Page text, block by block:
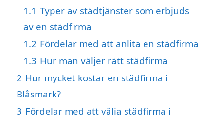
1.1 Typer av städtjänster som erbjuds
av en städfirma
1.2 Fördelar med att anlita en städfirma
1.3 Hur man väljer rätt städfirma
2 Hur mycket kostar en städfirma i
Blåsmark?
3 Fördelar med att välja städfirma i